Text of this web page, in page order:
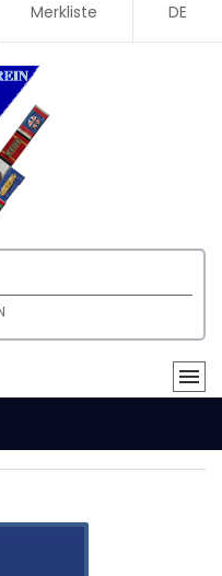
Merkliste DE